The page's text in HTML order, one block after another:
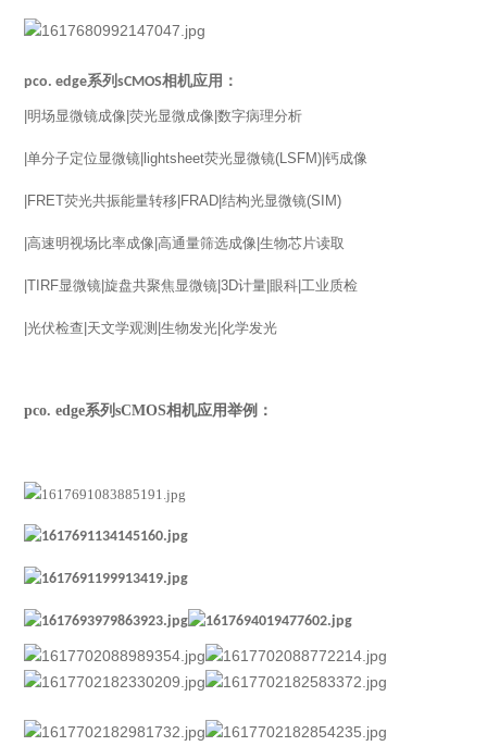
pco. edge系列sCMOS相机应用：
|明场显微镜成像 |荧光显微成像 |数字病理分析
|单分子定位显微镜 |lightsheet荧光显微镜(LSFM)|钙成像
|FRET荧光共振能量转移 |FRAD|结构光显微镜(SIM)
|高速明视场比率成像 |高通量筛选成像 |生物芯片读取
|TIRF显微镜 |旋盘共聚焦显微镜 |3D计量 眼科 |工业质检
|光伏检查 天文学观测 |生物发光 |化学发光
pco. edge系列sCMOS相机应用举例：